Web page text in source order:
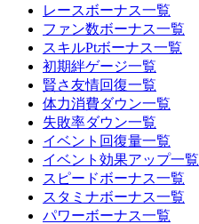
レースボーナス一覧
ファン数ボーナス一覧
スキルPtボーナス一覧
初期絆ゲージ一覧
賢さ友情回復一覧
体力消費ダウン一覧
失敗率ダウン一覧
イベント回復量一覧
イベント効果アップ一覧
スピードボーナス一覧
スタミナボーナス一覧
パワーボーナス一覧